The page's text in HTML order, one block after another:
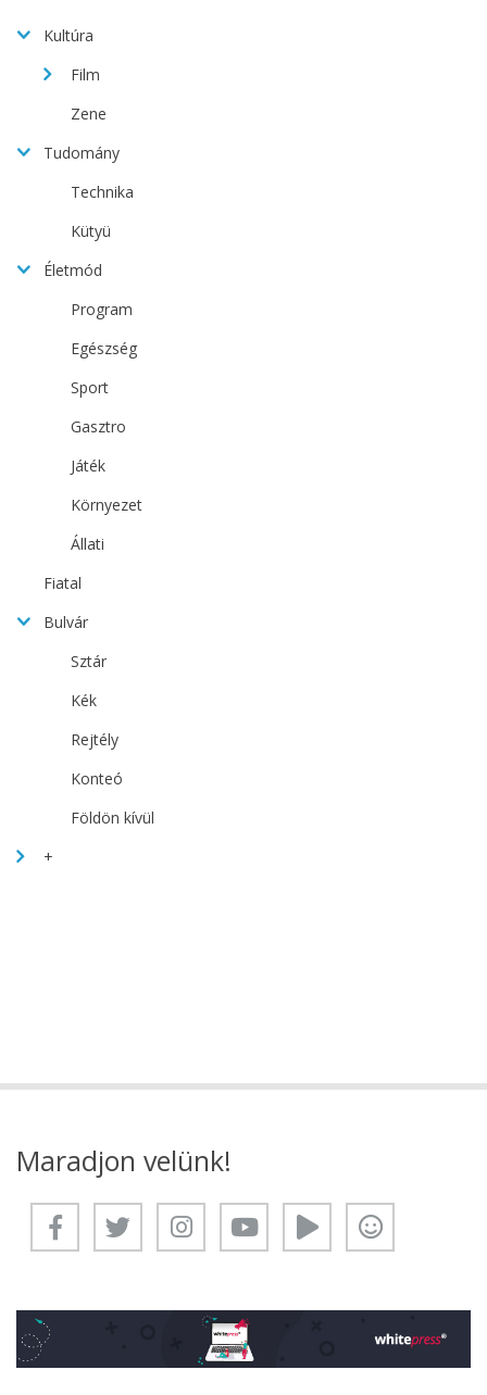
Kultúra
Film
Zene
Tudomány
Technika
Kütyü
Életmód
Program
Egészség
Sport
Gasztro
Játék
Környezet
Állati
Fiatal
Bulvár
Sztár
Kék
Rejtély
Konteó
Földön kívül
+
Maradjon velünk!